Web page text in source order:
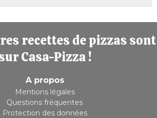
recettes de pizzas sont
Casa-Pizza !
A propos
Mentions légales
Questions fréquentes
Protection des données